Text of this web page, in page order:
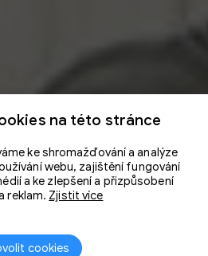
na této stránce
ke shromažďování a analýze
webu, zajištění fungování
a ke zlepšení a přizpůsobení
reklam. Zjistit více
cookies